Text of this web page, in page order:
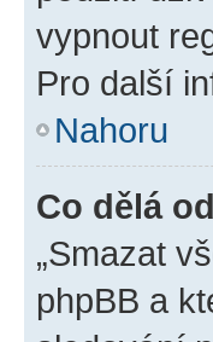
vypnout
Pro další
Nahoru
Co dělá
„Smazat
phpBB a